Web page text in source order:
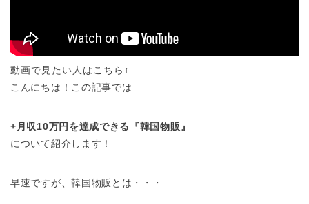
動画で見たい人はこちら↑
こんにちは！この記事では
+月収10万円を達成できる『韓国物販』
について紹介します！
早速ですが、韓国物販とは・・・